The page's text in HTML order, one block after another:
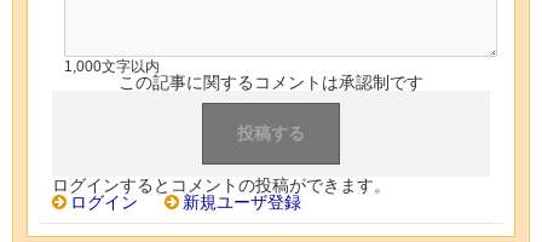
1,000文字以内
この記事に関するコメントは承認制です
ログインするとコメントの投稿ができます。
ログイン
新規ユーザ登録